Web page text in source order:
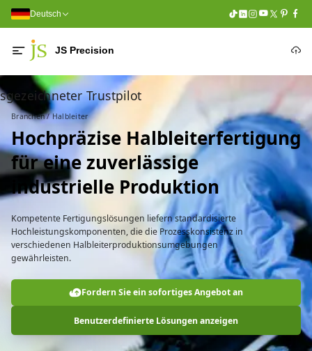
Deutsch
JS Precision
Trustpilot
Branchen / Halbleiter
Hochpräzise Halbleiterfertigung
für eine zuverlässige
industrielle Produktion
Kompetente Fertigungslösungen liefern standardisierte
Hochleistungskomponenten, die die Prozesskonsistenz in
verschiedenen Halbleiterproduktionsumgebungen
gewährleisten.
Fordern Sie ein sofortiges Angebot an
Benutzerdefinierte Lösungen anzeigen